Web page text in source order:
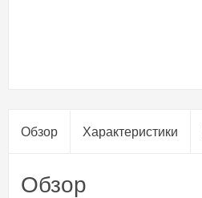
Обзор Характеристики
Обзор